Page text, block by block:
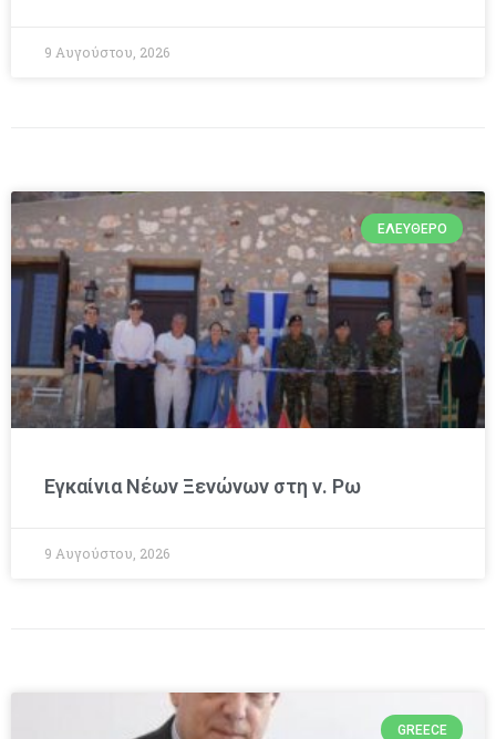
9 Αυγούστου, 2026
ΕΛΕΎΘΕΡΟ
Εγκαίνια Νέων Ξενώνων στη ν. Ρω
9 Αυγούστου, 2026
GREECE